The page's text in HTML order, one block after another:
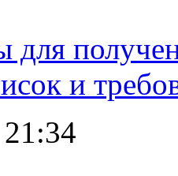
для
и